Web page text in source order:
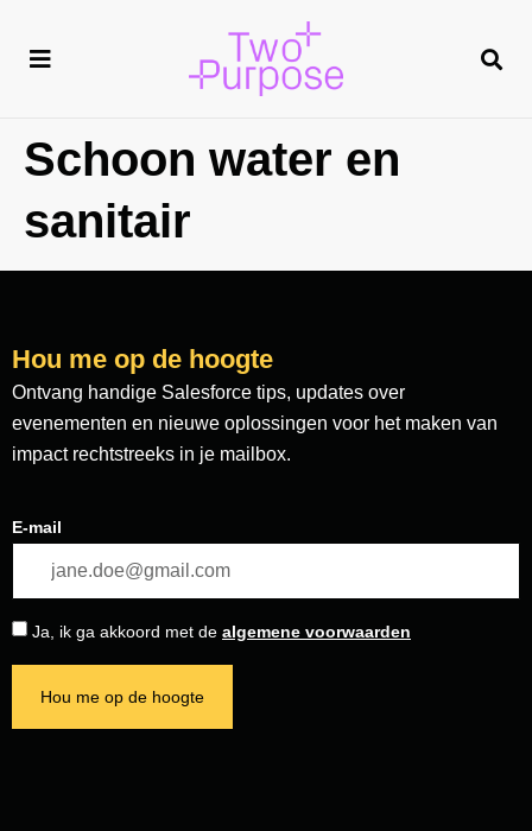
Schoon water en
sanitair
Hou me op de hoogte
Ontvang handige Salesforce tips, updates over
evenementen en nieuwe oplossingen voor het maken van
impact rechtstreeks in je mailbox.
E-mail
Ja, ik ga akkoord met de algemene voorwaarden
Hou me op de hoogte